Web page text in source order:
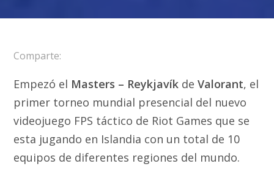
Comparte:
Empezó el Masters – Reykjavík deValorant, el
primer torneo mundial presencial del nuevo
videojuego FPS táctico de Riot Games que se
esta jugando en Islandia con un total de 10
equipos de diferentes regiones del mundo.